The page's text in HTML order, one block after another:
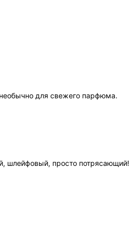
для свежего парфюма.
шлейфовый, просто потрясающий!